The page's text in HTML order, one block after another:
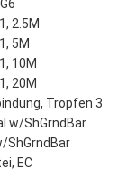
2.5M
5M
10M
20M
Tropfen 3
w/ShGrndBar
ShGrndBar
EC